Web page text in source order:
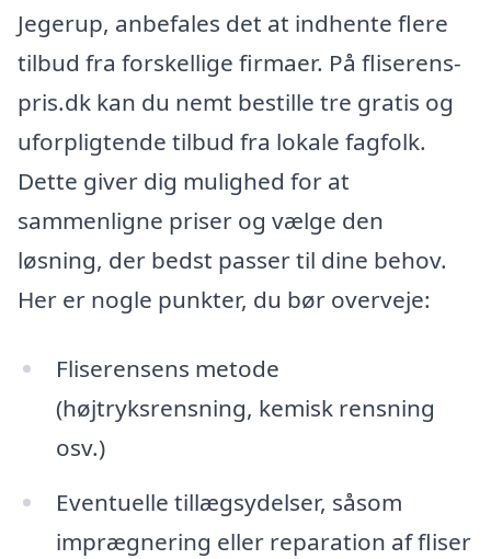
Jegerup, anbefales det at indhente flere
tilbud fra forskellige firmaer. På fliserens-
pris.dk kan du nemt bestille tre gratis og
uforpligtende tilbud fra lokale fagfolk.
Dette giver dig mulighed for at
sammenligne priser og vælge den
løsning, der bedst passer til dine behov.
Her er nogle punkter, du bør overveje:
Fliserensens metode
(højtryksrensning, kemisk rensning
osv.)
Eventuelle tillægsydelser, såsom
imprægnering eller reparation af fliser